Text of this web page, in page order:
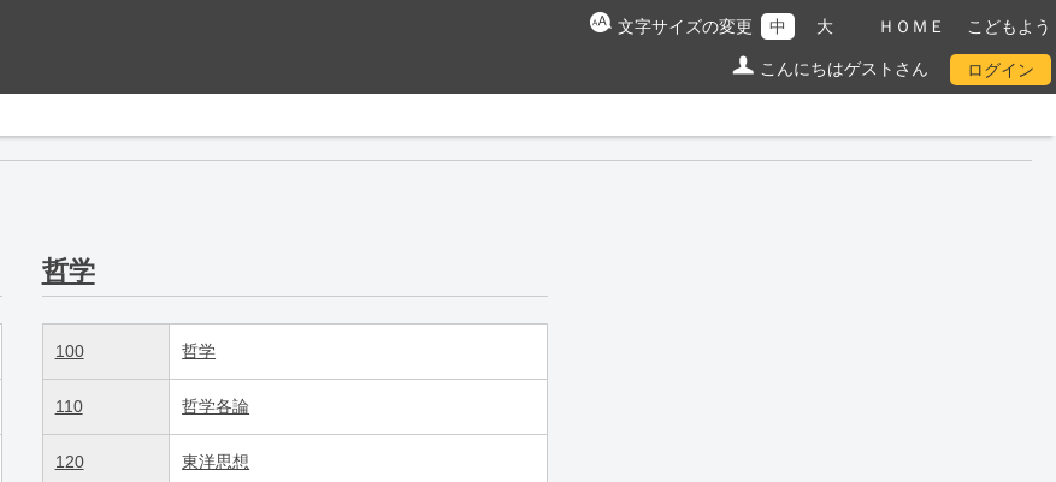
文字サイズの変更 中 大 ＨＯＭＥ こどもよう
こんにちはゲストさん ログイン
哲学
100 哲学
110 哲学各論
120 東洋思想